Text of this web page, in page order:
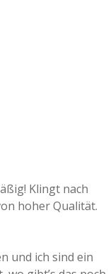
Klingt nach
hoher Qualität.
und ich sind ein